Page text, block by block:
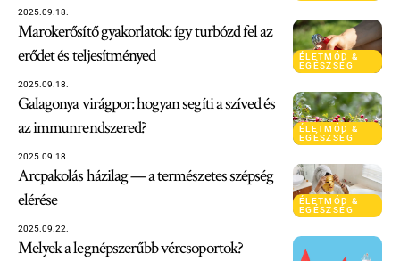
2025.09.18.
ÉLETMÓD &
EGÉSZSÉG
Marokerősítő gyakorlatok: így turbózd fel az
erődet és teljesítményed
2025.09.18.
ÉLETMÓD &
EGÉSZSÉG
Galagonya virágpor: hogyan segíti a szíved és
az immunrendszered?
2025.09.18.
ÉLETMÓD &
EGÉSZSÉG
Arcpakolás házilag — a természetes szépség
elérése
2025.09.22.
Melyek a legnépszerűbb vércsoportok?